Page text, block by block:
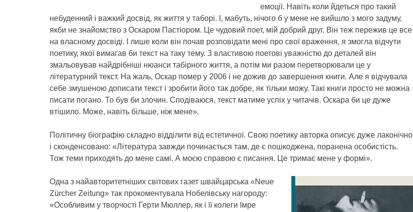
емоції. Навіть коли йдеться про такий
небуденний і важкий досвід, як життя у таборі. І, мабуть, нічого б у мене не вийшло з мого задуму,
якби не знайомство з Оскаром Пастіором. Це чудовий поет, мій добрий друг. Він теж пережив це все
на власному досвіді. І лише коли він почав розповідати мені про свої враження, я змогла відчути
поетику, якої вимагав би текст на таку тему. З властивою поетові уважністю до деталей він
змальовував найдрібніші нюанси табірного життя, а потім ми разом перетворювали це у
літературний текст. На жаль, Оскар помер у 2006 і не дожив до завершення книги. Але я відчувала
себе змушеною дописати текст і зробити його так добре, як тільки можу. Такі книги просто не можна
писати погано. То був би злочин. Сподіваюся, текст матиме успіх у читачів. Оскара би це дуже
втішило. Може, навіть більше, ніж мене».
Політичну біографію складно відділити від естетичної. Свою поетику авторка описує дуже лаконічно
і сконденсовано: «Література завжди починається там, де є пошкоджена, поранена особистість.
Тож теми приходять до мене самі. А моєю справою є писання. Це тримає мене у формі».
Одна з найавторитетніших світових газет швайцарська «Neue
Zürcher Zeitung» так прокоментувала Нобелівську нагороду:
«Особливим у творчості Герти Мюллер, як і її колеги Імре